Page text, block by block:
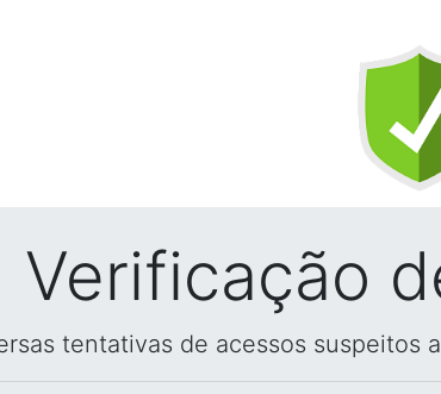
Verificação
tentativas de acessos suspeitos